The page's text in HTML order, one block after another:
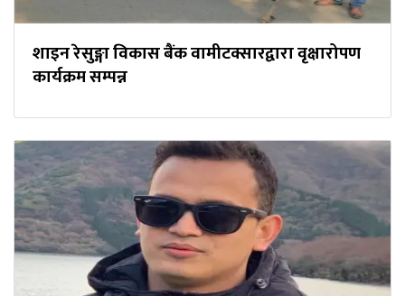
शाइन रेसुङ्गा विकास बैंक वामीटक्सारद्वारा वृक्षारोपण
कार्यक्रम सम्पन्न